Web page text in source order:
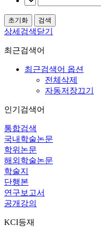
상세검색닫기
최근검색어
최근검색어 옵션
전체삭제
자동저장끄기
인기검색어
통합검색
국내학술논문
학위논문
해외학술논문
학술지
단행본
연구보고서
공개강의
KCI등재